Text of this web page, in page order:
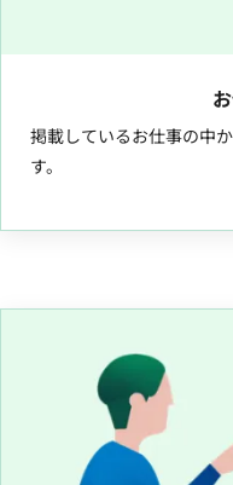
掲載しているお仕事の中
す。